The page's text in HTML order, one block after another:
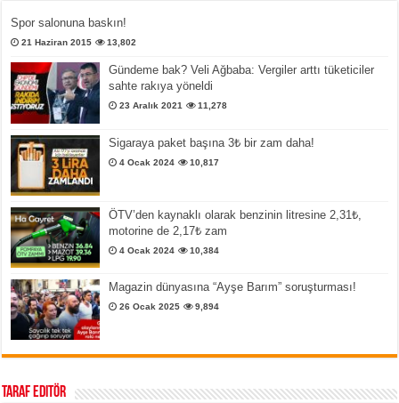
Spor salonuna baskın!
21 Haziran 2015 13,802
Gündeme bak? Veli Ağbaba: Vergiler arttı tüketiciler
sahte rakıya yöneldi
23 Aralık 2021 11,278
Sigaraya paket başına 3₺ bir zam daha!
4 Ocak 2024 10,817
ÖTV’den kaynaklı olarak benzinin litresine 2,31₺,
motorine de 2,17₺ zam
4 Ocak 2024 10,384
Magazin dünyasına “Ayşe Barım” soruşturması!
26 Ocak 2025 9,894
Taraf Editör